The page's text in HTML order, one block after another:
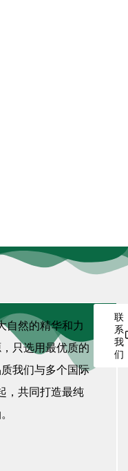
自然的精华和力
只选用最优质的
我们与多个国际
，共同打造最纯
联
系
我
们